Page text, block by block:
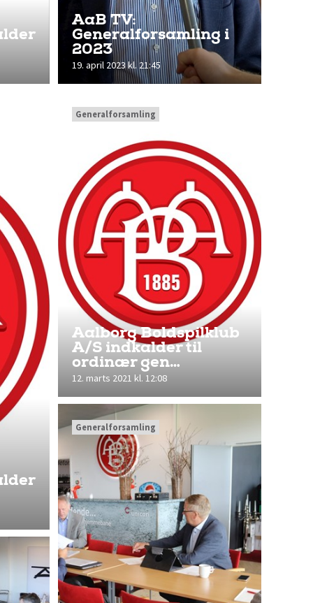
AaB TV:
Generalforsamling i
2023
19. april 2023 kl. 21:45
Aalborg Boldspilklub
A/S indkalder til
ordinær gen…
12. marts 2021 kl. 12:08
Generalforsamling
Generalforsamling